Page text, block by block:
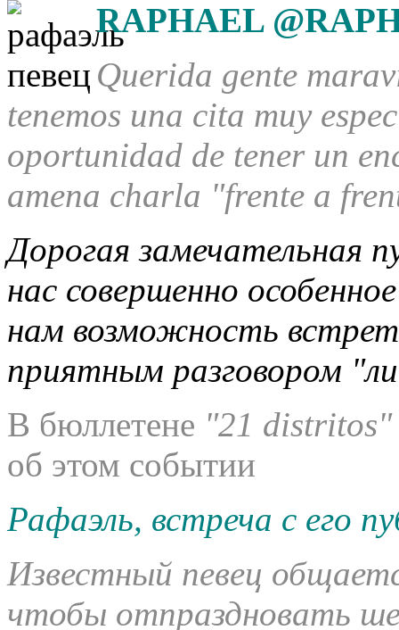
RAPHAEL
Querida gente
tenemos una cita muy
oportunidad de tener un
amena charla "frente a
Дорогая замечательная
нас совершенно
нам возможность
приятным разговором
В бюллетене "21 distritos"
об этом событии
Рафаэль, встреча с его
Известный певец
чтобы отпраздновать